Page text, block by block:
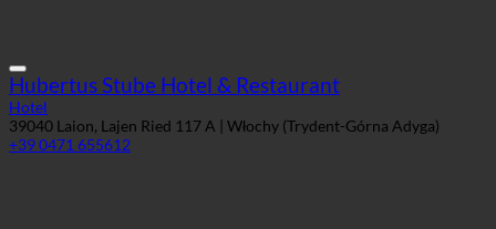
Hubertus Stube Hotel & Restaurant
Hotel
39040 Laion, Lajen Ried 117 A | Włochy (Trydent-Górna Adyga)
+39 0471 655612